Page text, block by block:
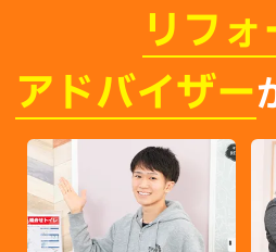
リフ
アドバイザー